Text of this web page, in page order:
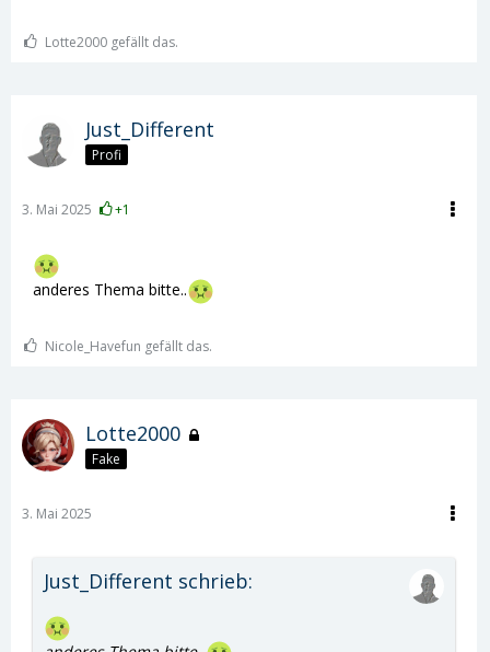
Lotte2000 gefällt das.
Just_Different
Profi
3. Mai 2025 +1
anderes Thema bitte..
Nicole_Havefun gefällt das.
Lotte2000
Fake
3. Mai 2025
Just_Different schrieb: